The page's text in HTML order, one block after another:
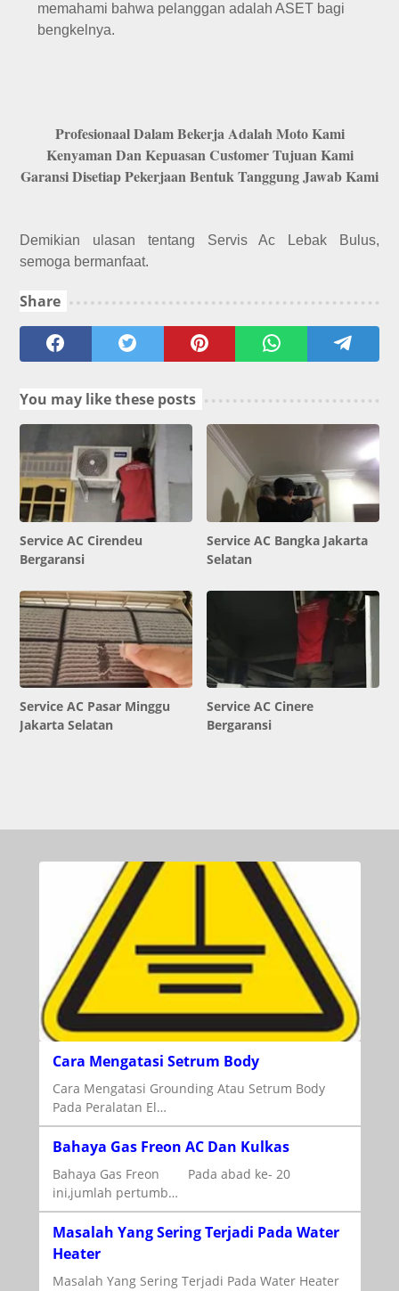
memahami bahwa pelanggan adalah ASET bagi
bengkelnya.
Profesionaal Dalam Bekerja Adalah Moto Kami
Kenyaman Dan Kepuasan Customer Tujuan Kami
Garansi Disetiap Pekerjaan Bentuk Tanggung Jawab Kami
Demikian ulasan tentang Servis Ac Lebak Bulus,
semoga bermanfaat.
Share
You may like these posts
Service AC Cirendeu
Bergaransi
Service AC Bangka Jakarta
Selatan
Service AC Pasar Minggu
Jakarta Selatan
Service AC Cinere
Bergaransi
Cara Mengatasi Setrum Body
Cara Mengatasi Grounding Atau Setrum Body
Pada Peralatan El…
Bahaya Gas Freon AC Dan Kulkas
Bahaya Gas Freon Pada abad ke- 20
ini,jumlah pertumb…
Masalah Yang Sering Terjadi Pada Water
Heater
Masalah Yang Sering Terjadi Pada Water Heater